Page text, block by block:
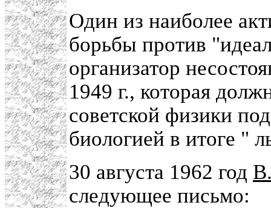
Один из наиболее
борьбы против
организатор
1949 г., которая
советской физики
биологией в итоге "
30 августа 1962 год
следующее письмо: